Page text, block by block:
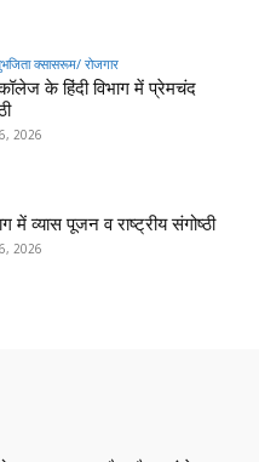
क्सासरूम/ रोजगार
कॉलेज के हिंदी विभाग में प्रेमचंद
2026
में व्यास पूजन व राष्ट्रीय संगोष्ठी
2026